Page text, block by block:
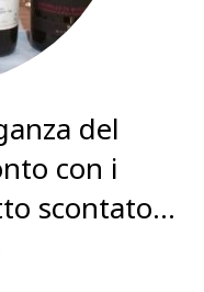
del
con i
scontato…